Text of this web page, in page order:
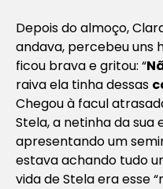
Depois do almoço,
andava, percebeu uns
ficou brava e gritou: “
raiva ela tinha dessas
Chegou à facul
Stela, a netinha da
apresentando um
estava achando tudo
vida de Stela era esse